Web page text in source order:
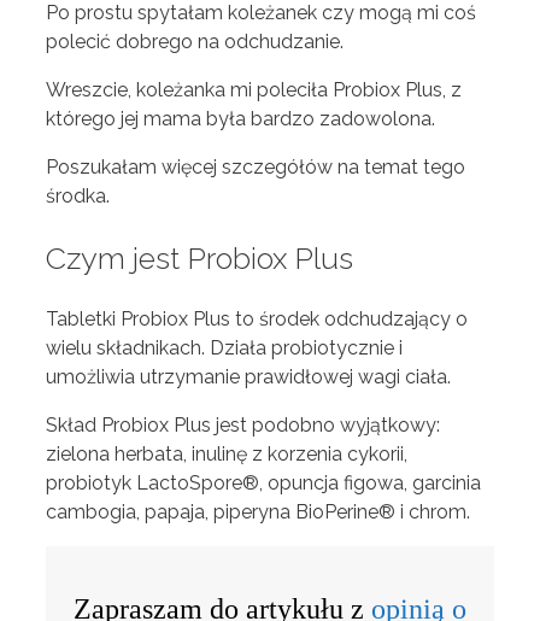
Po prostu spytałam koleżanek czy mogą mi coś
polecić dobrego na odchudzanie.
Wreszcie, koleżanka mi poleciła Probiox Plus, z
którego jej mama była bardzo zadowolona.
Poszukałam więcej szczegółów na temat tego
środka.
Czym jest Probiox Plus
Tabletki Probiox Plus to środek odchudzający o
wielu składnikach. Działa probiotycznie i
umożliwia utrzymanie prawidłowej wagi ciała.
Skład Probiox Plus jest podobno wyjątkowy:
zielona herbata, inulinę z korzenia cykorii,
probiotyk LactoSpore®, opuncja figowa, garcinia
cambogia, papaja, piperyna BioPerine® i chrom.
Zapraszam do artykułu z opinią o